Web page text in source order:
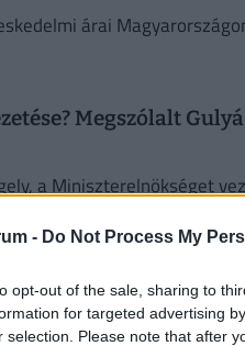
- Do Not Process My
opt-out of the sale, sharing to
for targeted advertising
selection. Please note that after
árai
Megszólalt
a Miniszterelnökséget
bank legyen itthon: